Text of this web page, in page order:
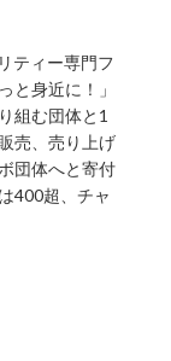
ティー専門フ
と身近に！」
組む団体と1
売、売り上げ
団体へと寄付
400超、チャ